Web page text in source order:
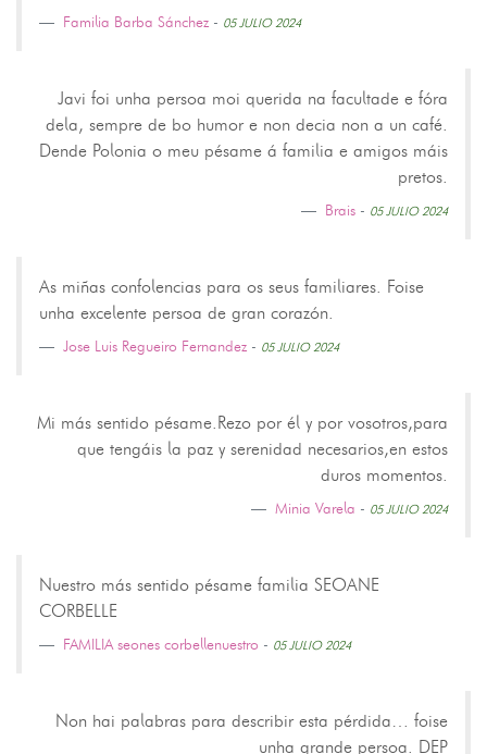
Familia Barba Sánchez - 05 JULIO 2024
Javi foi unha persoa moi querida na facultade e fóra
dela, sempre de bo humor e non decia non a un café.
Dende Polonia o meu pésame á familia e amigos máis
pretos.
Brais - 05 JULIO 2024
As miñas confolencias para os seus familiares. Foise
unha excelente persoa de gran corazón.
Jose Luis Regueiro Fernandez - 05 JULIO 2024
Mi más sentido pésame.Rezo por él y por vosotros,para
que tengáis la paz y serenidad necesarios,en estos
duros momentos.
Minia Varela - 05 JULIO 2024
Nuestro más sentido pésame familia SEOANE
CORBELLE
FAMILIA seones corbellenuestro - 05 JULIO 2024
Non hai palabras para describir esta pérdida… foise
unha grande persoa. DEP